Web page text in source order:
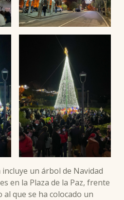
un árbol de Navidad
en la Plaza de la Paz, frente
que se ha colocado un